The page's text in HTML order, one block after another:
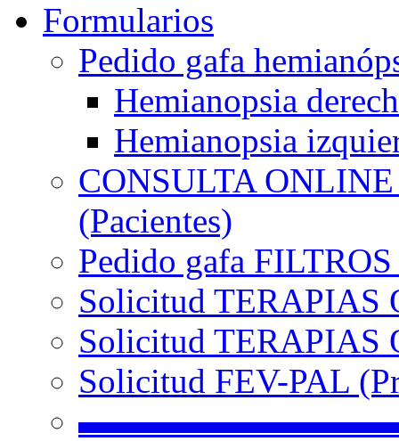
Formularios
Pedido gafa
Hemianopsia
Hemianopsia
CONSULTA
(Pacientes)
Pedido gafa
Solicitud TERAPIAS
Solicitud TERAPIAS
Solicitud FEV-PAL